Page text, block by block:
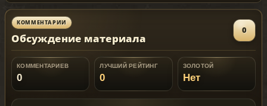
КОММЕНТАРИИ
Обсуждение материала
0
КОММЕНТАРИЕВ
0
ЛУЧШИЙ РЕЙТИНГ
0
ЗОЛОТОЙ
Нет